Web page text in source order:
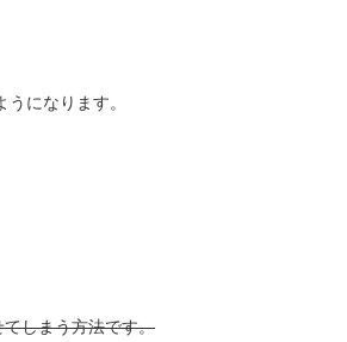
になります。
しまう方法です。